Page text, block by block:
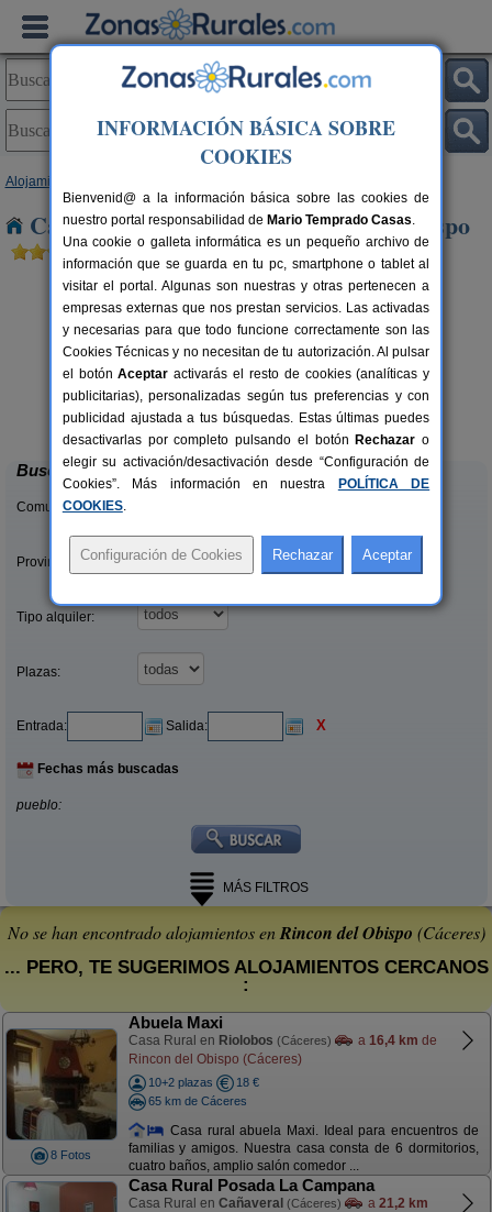
Alojamientos
Casas Rurales cerca de Rincon del Obispo
22 pers.
desde40 €
Casas Rurales Finca La Casería
Navaconcejo (Cáceres)
Buscar
Comunidades:
Provincias/Islas:
Tipo alquiler:
Plazas:
Entrada: Salida: X
Fechas más buscadas
pueblo:
MÁS FILTROS
No se han encontrado alojamientos enRincon del Obispo (Cáceres)
... PERO, TE SUGERIMOS ALOJAMIENTOS CERCANOS
:
8 Fotos
Abuela Maxi
Casa Rural en Riolobos (Cáceres) a 16,4 km de
Rincon del Obispo (Cáceres)
10+2 plazas
18 €
65 km de Cáceres
Casa rural abuela Maxi. Ideal para encuentros de
familias y amigos. Nuestra casa consta de 6 dormitorios,
cuatro baños, amplio salón comedor ...
Casa Rural Posada La Campana
Casa Rural en Cañaveral (Cáceres) a 21,2 km
INFORMACIÓN BÁSICA SOBRE
COOKIES
Bienvenid@ a la información básica sobre las cookies de
nuestro portal responsabilidad de Mario Temprado Casas.
Una cookie o galleta informática es un pequeño archivo de
información que se guarda en tu pc, smartphone o tablet al
visitar el portal. Algunas son nuestras y otras pertenecen a
empresas externas que nos prestan servicios. Las activadas
y necesarias para que todo funcione correctamente son las
Cookies Técnicas y no necesitan de tu autorización. Al pulsar
el botónAceptar activarás el resto de cookies (analíticas y
publicitarias), personalizadas según tus preferencias y con
publicidad ajustada a tus búsquedas. Estas últimas puedes
desactivarlas por completo pulsando el botón Rechazar o
elegir su activación/desactivación desde “Configuración de
Cookies”. Más información en nuestra
POLÍTICA DE
COOKIES.